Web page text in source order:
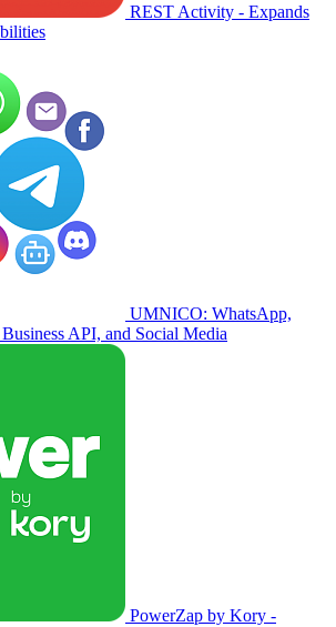
REST Activity - Expands
UMNICO: WhatsApp,
API, and Social Media
PowerZap by Kory -